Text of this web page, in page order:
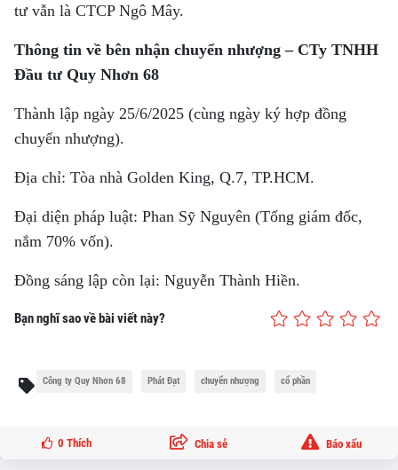
tư vẫn là CTCP Ngô Mây.
Thông tin về bên nhận chuyển nhượng – CTy TNHH
Đầu tư Quy Nhơn 68
Thành lập ngày 25/6/2025 (cùng ngày ký hợp đồng
chuyển nhượng).
Địa chỉ: Tòa nhà Golden King, Q.7, TP.HCM.
Đại diện pháp luật: Phan Sỹ Nguyên (Tổng giám đốc,
nắm 70% vốn).
Đồng sáng lập còn lại: Nguyễn Thành Hiền.
Bạn nghĩ sao về bài viết này?
Công ty Quy Nhơn 68 Phát Đạt chuyển nhượng cổ phần
0 Thích Chia sẻ Báo xấu